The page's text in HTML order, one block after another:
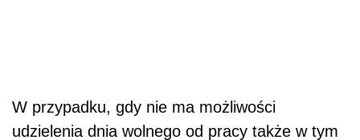
W przypadku, gdy nie ma możliwości
udzielenia dnia wolnego od pracy także w tym